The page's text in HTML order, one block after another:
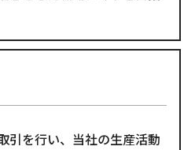
引を行い、当社の生産活動